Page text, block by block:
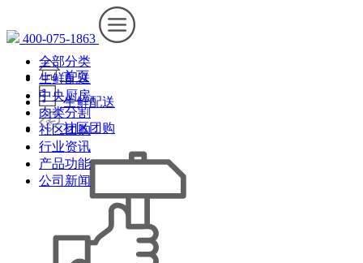
400-075-1863
首页
生鲜配送
社区团购
全部分类
生鲜配送
中央厨房
肉类分割
社区团购
行业资讯
产品功能
公司新闻